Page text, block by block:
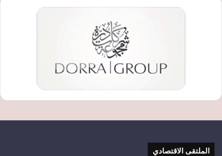
الملتقى الاقتصادي